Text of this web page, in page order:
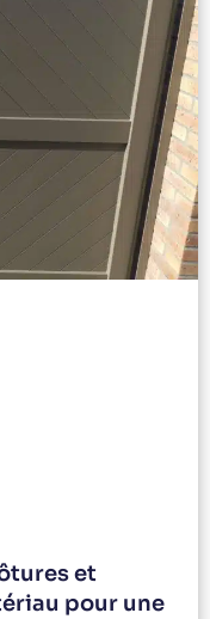
et
pour une